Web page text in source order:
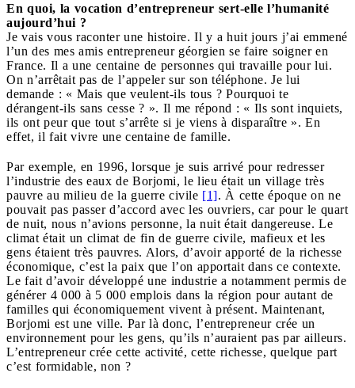
En quoi, la vocation d’entrepreneur sert-elle l’humanité
aujourd’hui ?
Je vais vous raconter une histoire. Il y a huit jours j’ai emmené
l’un des mes amis entrepreneur géorgien se faire soigner en
France. Il a une centaine de personnes qui travaille pour lui.
On n’arrêtait pas de l’appeler sur son téléphone. Je lui
demande : « Mais que veulent-ils tous ? Pourquoi te
dérangent-ils sans cesse ? ». Il me répond : « Ils sont inquiets,
ils ont peur que tout s’arrête si je viens à disparaître ». En
effet, il fait vivre une centaine de famille.
Par exemple, en 1996, lorsque je suis arrivé pour redresser
l’industrie des eaux de Borjomi, le lieu était un village très
pauvre au milieu de la guerre civile [1]. À cette époque on ne
pouvait pas passer d’accord avec les ouvriers, car pour le quart
de nuit, nous n’avions personne, la nuit était dangereuse. Le
climat était un climat de fin de guerre civile, mafieux et les
gens étaient très pauvres. Alors, d’avoir apporté de la richesse
économique, c’est la paix que l’on apportait dans ce contexte.
Le fait d’avoir développé une industrie a notamment permis de
générer 4 000 à 5 000 emplois dans la région pour autant de
familles qui économiquement vivent à présent. Maintenant,
Borjomi est une ville. Par là donc, l’entrepreneur crée un
environnement pour les gens, qu’ils n’auraient pas par ailleurs.
L’entrepreneur crée cette activité, cette richesse, quelque part
c’est formidable, non ?